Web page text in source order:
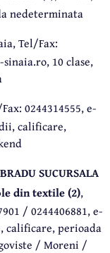
nedeterminata
Tel/Fax:
10 clase,
0244314555, e-
calificare,
SUCURSALA
din textile (2),
/ 0244406881, e-
calificare, perioada
/ Moreni /